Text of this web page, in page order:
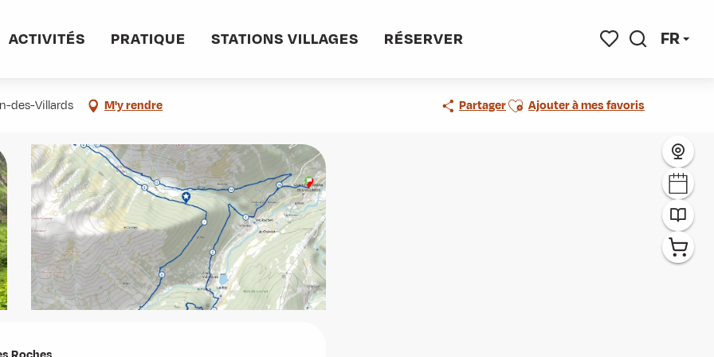
FR
ACTIVITÉS PRATIQUE STATIONS VILLAGES RÉSERVER
des-Villards M'y rendre PartagerAjouter aux favoris
Ajouter à mes favoris